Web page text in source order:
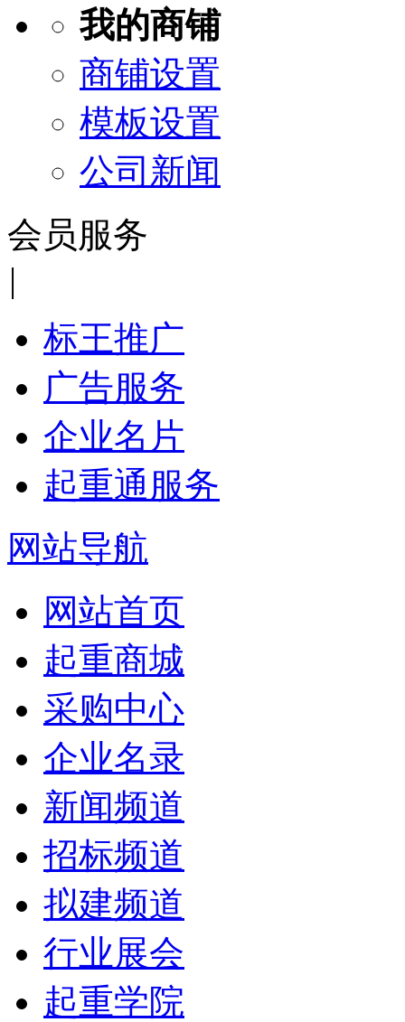
我的商铺
商铺设置
模板设置
公司新闻
会员服务
|
标王推广
广告服务
企业名片
起重通服务
网站导航
网站首页
起重商城
采购中心
企业名录
新闻频道
招标频道
拟建频道
行业展会
起重学院